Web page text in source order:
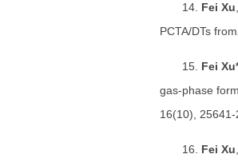
14. Fei Xu
PCTA/DTs
15. Fei
gas-phase
16(10),
16. Fei Xu